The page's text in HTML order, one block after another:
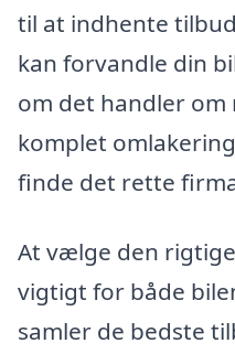
til at indhente
kan forvandle din
om det handler om
komplet
finde det rette
At vælge den
vigtigt for både
samler de bedste